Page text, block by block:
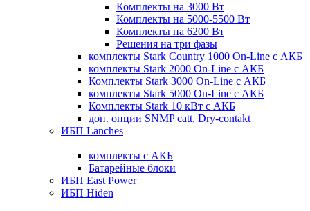
Комплекты на 3000 Вт
Комплекты на 5000-5500 Вт
Комплекты на 6200 Вт
Решения на три фазы
комплекты Stark Country 1000 On-Line с АКБ
комплекты Stark 2000 On-Line с АКБ
Комплекты Stark 3000 On-Line с АКБ
комплекты Stark 5000 On-Line с АКБ
Комплекты Stark 10 кВт с АКБ
доп. опции SNMP catt, Dry-contakt
ИБП Lanches
комплекты с АКБ
Батарейные блоки
ИБП East Power
ИБП Hiden